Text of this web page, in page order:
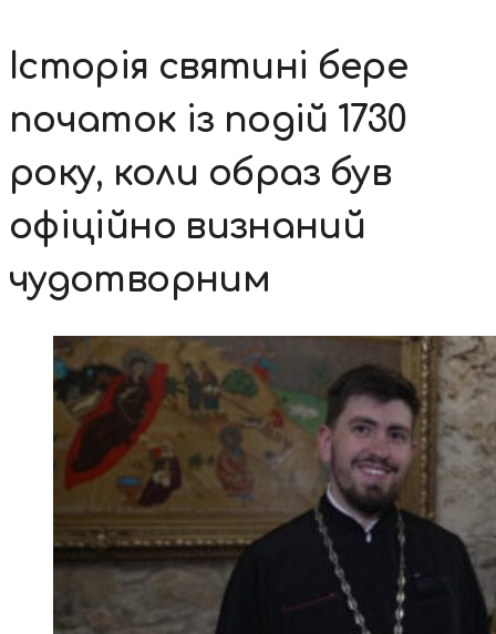
Історія святині бере
початок із подій 1730
року, коли образ був
офіційно визнаний
чудотворним